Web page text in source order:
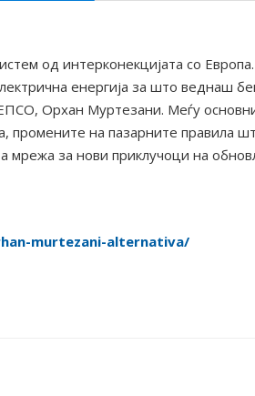
од интерконекцијата со
енергија за што веднаш
Орхан Муртезани. Меѓу
промените на пазарните правила
мрежа за нови приклучоци на
murtezani-alternativa/